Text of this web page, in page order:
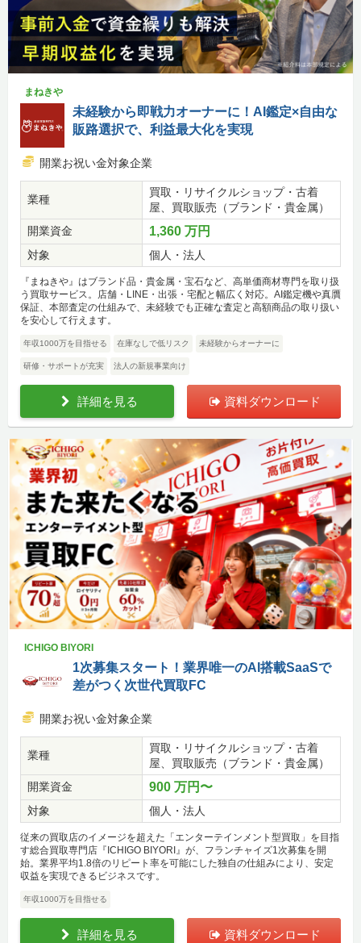
まねきや
未経験から即戦力オーナーに！AI鑑定×自由な
販路選択で、利益最大化を実現
開業お祝い金対象企業
業種
買取・リサイクルショップ・古着
屋、買取販売（ブランド・貴金属）
開業資金
1,360 万円
対象 個人・法人
『まねきや』はブランド品・貴金属・宝石など、高単価商材専門を取り扱
う買取サービス。店舗・LINE・出張・宅配と幅広く対応。AI鑑定機や真贋
保証、本部査定の仕組みで、未経験でも正確な査定と高額商品の取り扱い
を安心して行えます。
年収1000万を目指せる 在庫なしで低リスク 未経験からオーナーに
研修・サポートが充実 法人の新規事業向け
詳細を見る 資料ダウンロード
ICHIGO BIYORI
1次募集スタート！業界唯一のAI搭載SaaSで
差がつく次世代買取FC
開業お祝い金対象企業
業種
買取・リサイクルショップ・古着
屋、買取販売（ブランド・貴金属）
開業資金
900 万円〜
対象 個人・法人
従来の買取店のイメージを超えた「エンターテインメント型買取」を目指
す総合買取専門店『ICHIGO BIYORI』が、フランチャイズ1次募集を開
始。業界平均1.8倍のリピート率を可能にした独自の仕組みにより、安定
収益を実現できるビジネスです。
年収1000万を目指せる
詳細を見る 資料ダウンロード